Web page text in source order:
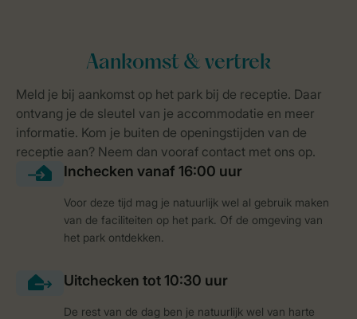
Voor deze tijd mag je natuurlijk wel al gebruik maken
van de faciliteiten op het park. Of de omgeving van
het park ontdekken.
De rest van de dag ben je natuurlijk wel van harte